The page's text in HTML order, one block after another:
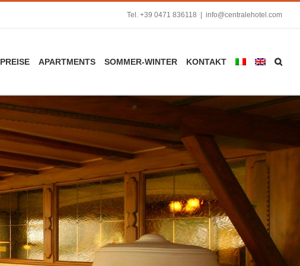
Tel. +39 0471 836118 info@centralehotel.com
PREISE APARTMENTS SOMMER-WINTER KONTAKT